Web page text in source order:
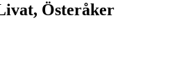
Österåker